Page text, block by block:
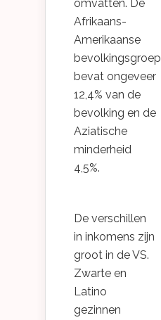
omvatten. De
Afrikaans-
Amerikaanse
bevolkingsgroep
bevat ongeveer
12,4% van de
bevolking en de
Aziatische
minderheid
4,5%.
De verschillen
in inkomens zijn
groot in de VS.
Zwarte en
Latino
gezinnen